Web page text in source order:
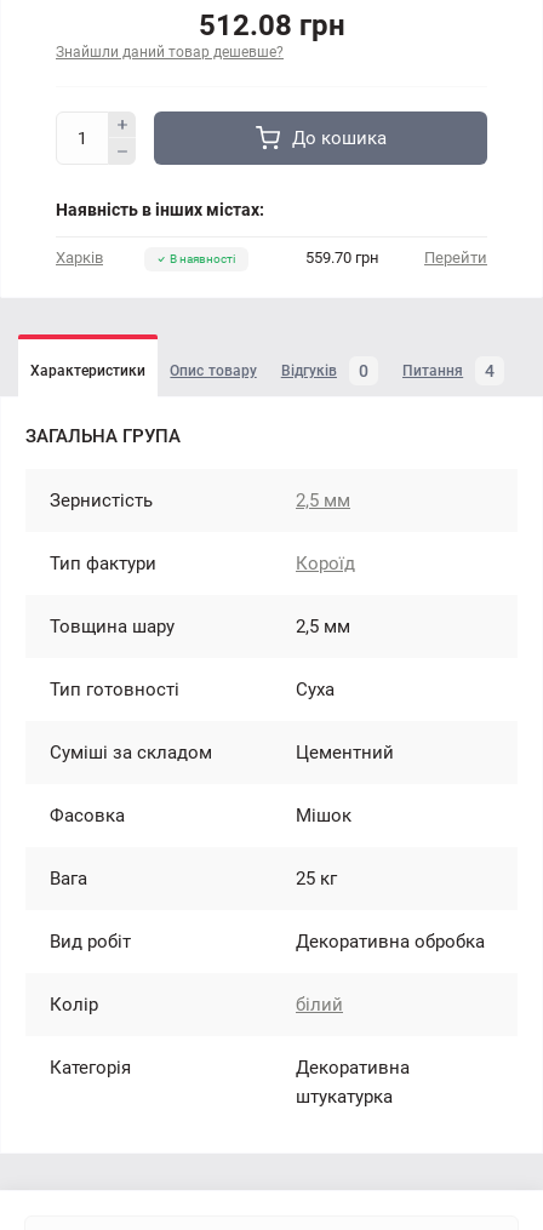
512.08 грн
Знайшли даний товар дешевше?
До кошика
Наявність в інших містах:
Харків В наявності 559.70 грн Перейти
Характеристики Опис товару Відгуків 0 Питання 4
ЗАГАЛЬНА ГРУПА
Зернистість 2,5 мм
Тип фактури Короїд
Товщина шару 2,5 мм
Тип готовності Суха
Суміші за складом Цементний
Фасовка Мішок
Вага 25 кг
Вид робіт Декоративна обробка
Колір білий
Категорія
Декоративна
штукатурка